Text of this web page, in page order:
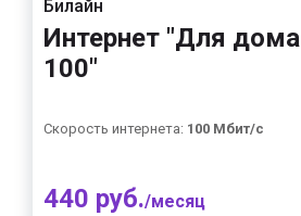
Билайн
Интернет "Для дома
100"
Скорость интернета: 100 Мбит/с
440 руб./месяц